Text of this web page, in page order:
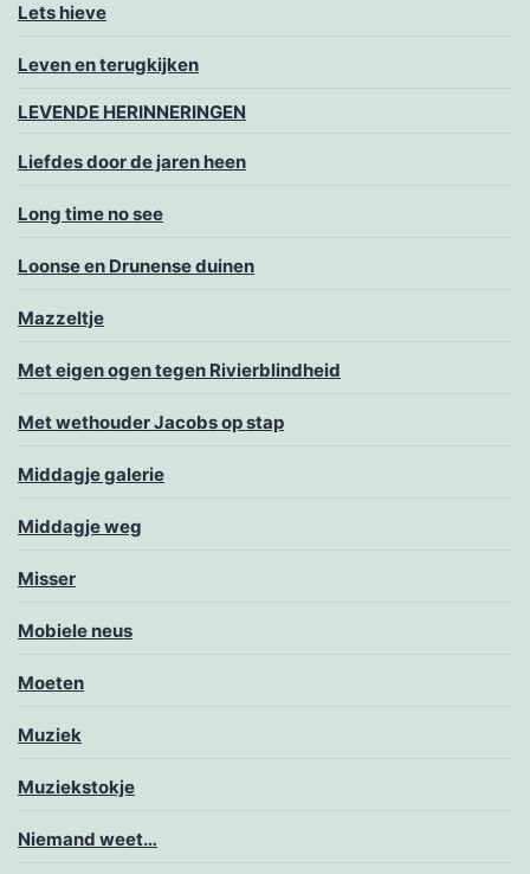
Lets hieve
Leven en terugkijken
LEVENDE HERINNERINGEN
Liefdes door de jaren heen
Long time no see
Loonse en Drunense duinen
Mazzeltje
Met eigen ogen tegen Rivierblindheid
Met wethouder Jacobs op stap
Middagje galerie
Middagje weg
Misser
Mobiele neus
Moeten
Muziek
Muziekstokje
Niemand weet…